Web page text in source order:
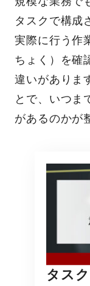
タスクで構成
実際に行う作
ちょく）を確
違いがありま
とで、いつま
があるのかが
タス